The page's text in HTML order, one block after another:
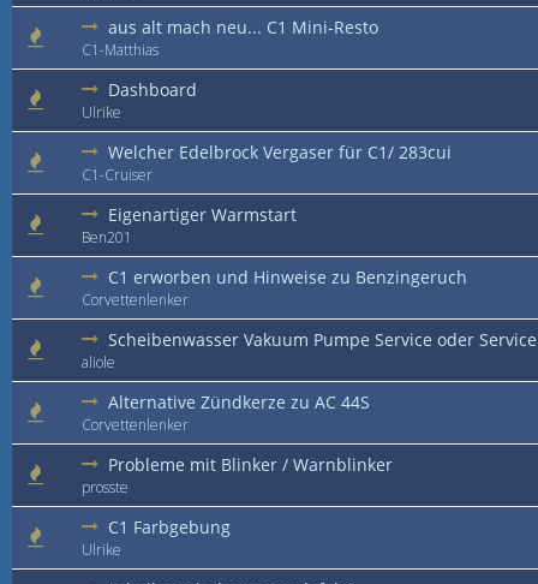
aus alt mach neu... C1 Mini-Resto
C1-Matthias
Dashboard
Ulrike
Welcher Edelbrock Vergaser für C1/ 283cui
C1-Cruiser
Eigenartiger Warmstart
Ben201
C1 erworben und Hinweise zu Benzingeruch
Corvettenlenker
Scheibenwasser Vakuum Pumpe Service oder
aliole
Alternative Zündkerze zu AC 44S
Corvettenlenker
Probleme mit Blinker / Warnblinker
prosste
C1 Farbgebung
Ulrike